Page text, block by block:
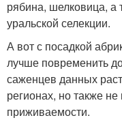
рябина, шелковица, а
уральской селекции.
А вот с посадкой
лучше повременить
саженцев данных
регионах, но также
приживаемости.